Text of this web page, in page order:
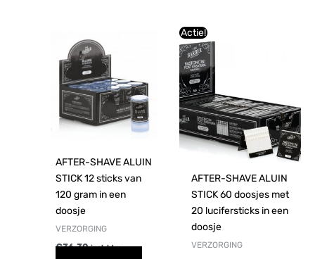
AFTER-SHAVE ALUIN
STICK 12 sticks van
120 gram in een
doosje
VERZORGING
€36,30 incl. btw
Actie!
AFTER-SHAVE ALUIN
STICK 60 doosjes met
20 lucifersticks in een
doosje
VERZORGING